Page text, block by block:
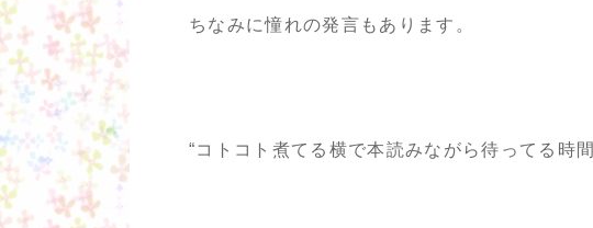
ちなみに憧れの発言もあります。
“コトコト煮てる横で本読みながら待ってる時